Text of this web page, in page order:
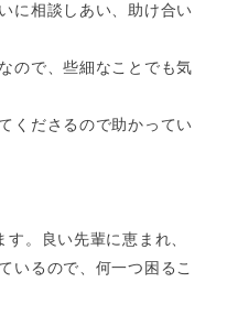
に相談しあい、助け合い
ので、些細なことでも気
くださるので助かってい
。良い先輩に恵まれ、
いるので、何一つ困るこ